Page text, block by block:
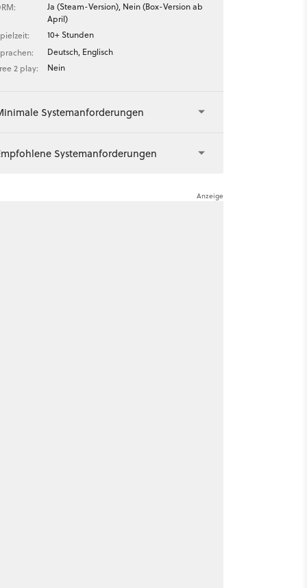
Ja (Steam-Version), Nein (Box-Version ab
April)
10+ Stunden
Deutsch, Englisch
2 play:
Nein
Systemanforderungen
Systemanforderungen